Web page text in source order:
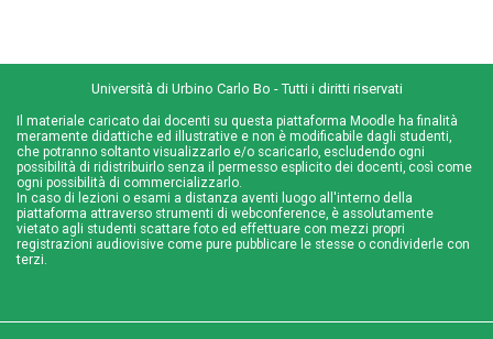
Università di Urbino Carlo Bo - Tutti i diritti riservati
Il materiale caricato dai docenti su questa piattaforma Moodle ha finalità
meramente didattiche ed illustrative e non è modificabile dagli studenti,
che potranno soltanto visualizzarlo e/o scaricarlo, escludendo ogni
possibilità di ridistribuirlo senza il permesso esplicito dei docenti, così come
ogni possibilità di commercializzarlo.
In caso di lezioni o esami a distanza aventi luogo all'interno della
piattaforma attraverso strumenti di webconference, è assolutamente
vietato agli studenti scattare foto ed effettuare con mezzi propri
registrazioni audiovisive come pure pubblicare le stesse o condividerle con
terzi.